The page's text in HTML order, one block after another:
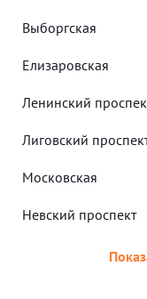
Выборгская
Елизаровская
Ленинский
Лиговский
Московская
Невский проспект